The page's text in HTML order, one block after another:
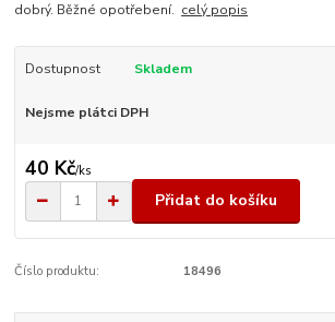
dobrý. Běžné opotřebení. celý popis
Dostupnost Skladem
Nejsme plátci DPH
40 Kč/ks
Přidat do košíku
Číslo produktu: 18496